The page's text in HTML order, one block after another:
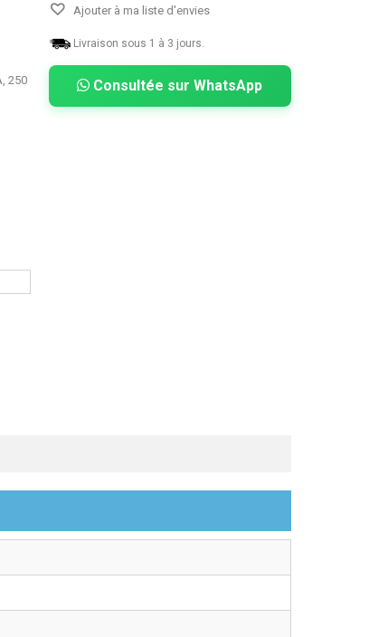
250
Ajouter à ma liste d'envies
Livraison sous 1 à 3 jours.
Consultée sur WhatsApp